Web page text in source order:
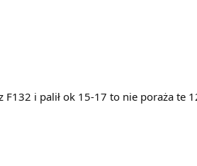
F132 i palił ok 15-17 to nie poraża te